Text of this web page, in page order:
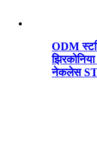
ODM
नेकलेस